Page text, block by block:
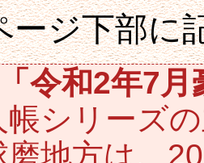
ージ下部に
「令和2年7
シリーズ
地方は、